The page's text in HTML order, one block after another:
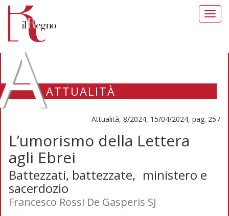
ATTUALITÀ
Attualità, 8/2024, 15/04/2024, pag. 257
L’umorismo della Lettera
agli Ebrei
Battezzati, battezzate, ministero e
sacerdozio
Francesco Rossi De Gasperis SJ